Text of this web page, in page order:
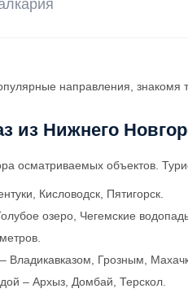
направления, знакомя
из Нижнего
осматриваемых объектов.
Кисловодск, Пятигорск.
озеро, Чегемские
Владикавказом, Грозным,
– Архыз, Домбай, Терскол.